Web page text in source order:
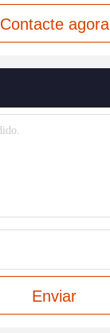
Contacte agora
Enviar